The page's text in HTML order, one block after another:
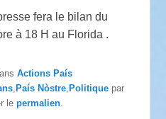
fera le bilan du
à 18 H au Florida .
Actions País
,País Nòstre ,Politique par
lepermalien